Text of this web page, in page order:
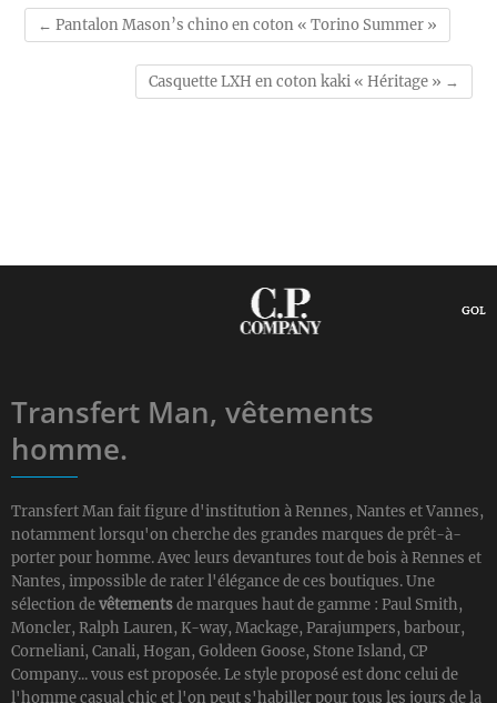
← Pantalon Mason’s chino en coton « Torino Summer »
Casquette LXH en coton kaki « Héritage » →
Transfert Man, vêtements
homme.
Transfert Man fait figure d'institution à Rennes, Nantes et Vannes,
notamment lorsqu'on cherche des grandes marques de prêt-à-
porter pour homme. Avec leurs devantures tout de bois à Rennes et
Nantes, impossible de rater l'élégance de ces boutiques. Une
sélection devêtementsde marques haut de gamme : Paul Smith,
Moncler, Ralph Lauren, K-way, Mackage, Parajumpers, barbour,
Corneliani, Canali, Hogan, Goldeen Goose, Stone Island, CP
Company... vous est proposée. Le style proposé est donc celui de
l'homme casual chic et l'on peut s'habiller pour tous les jours de la